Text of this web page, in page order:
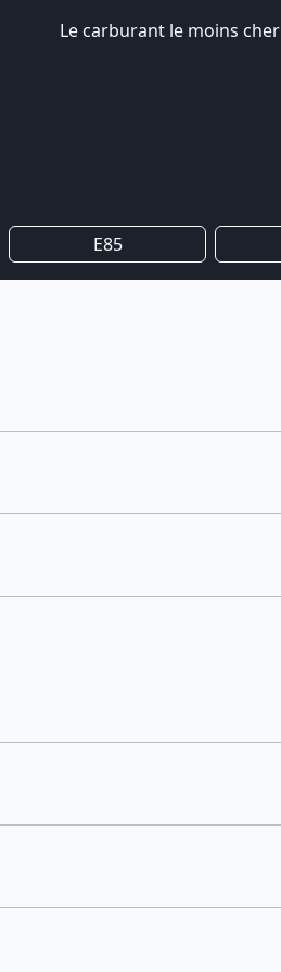
Le carburant le moins cher
E85